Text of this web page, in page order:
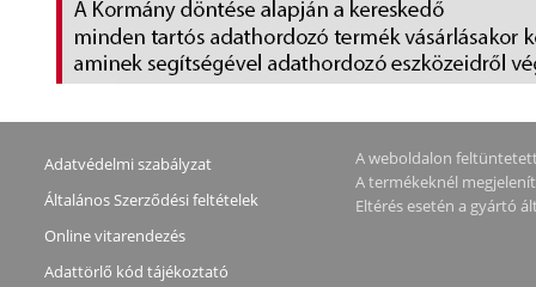
Adatvédelmi szabályzat
Általános Szerződési feltételek
Online vitarendezés
Adattörlő kód tájékoztató
A weboldalon
A termékeknél
Eltérés esetén a gyártó